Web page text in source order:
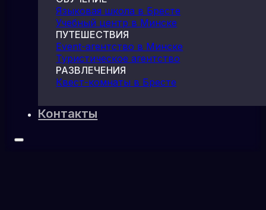
Языковая школа в Бресте
Учебный центр в Минске
ПУТЕШЕСТВИЯ
Event-агентство в Минске
Туристическое агентство
РАЗВЛЕЧЕНИЯ
Квест-комнаты в Бресте
Контакты